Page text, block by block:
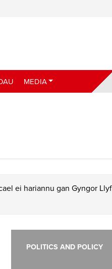
MEDIA
ei hariannu gan Gyngor
POLITICS AND POLICY